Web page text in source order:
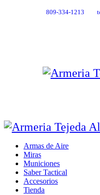
809-334-1213
Armas de Aire
Miras
Municiones
Saber Tactical
Accesorios
Tienda